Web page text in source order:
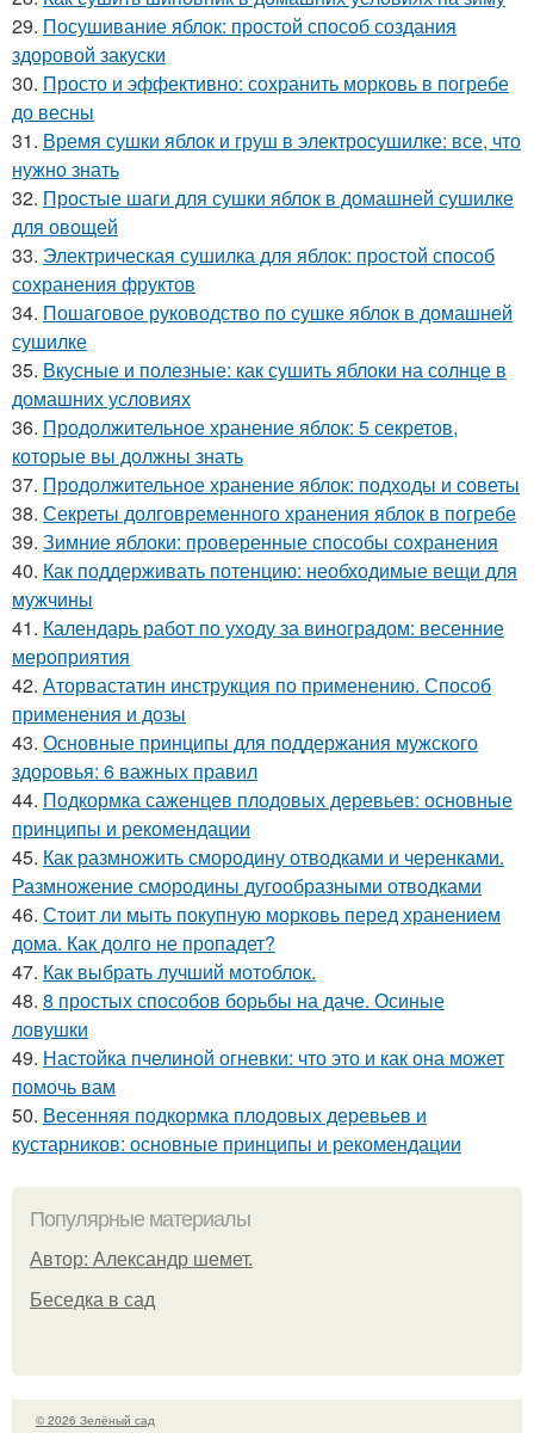
29. Посушивание яблок: простой способ создания
здоровой закуски
30. Просто и эффективно: сохранить морковь в погребе
до весны
31. Время сушки яблок и груш в электросушилке: все, что
нужно знать
32. Простые шаги для сушки яблок в домашней сушилке
для овощей
33. Электрическая сушилка для яблок: простой способ
сохранения фруктов
34. Пошаговое руководство по сушке яблок в домашней
сушилке
35. Вкусные и полезные: как сушить яблоки на солнце в
домашних условиях
36. Продолжительное хранение яблок: 5 секретов,
которые вы должны знать
37. Продолжительное хранение яблок: подходы и советы
38. Секреты долговременного хранения яблок в погребе
39. Зимние яблоки: проверенные способы сохранения
40. Как поддерживать потенцию: необходимые вещи для
мужчины
41. Календарь работ по уходу за виноградом: весенние
мероприятия
42. Аторвастатин инструкция по применению. Способ
применения и дозы
43. Основные принципы для поддержания мужского
здоровья: 6 важных правил
44. Подкормка саженцев плодовых деревьев: основные
принципы и рекомендации
45. Как размножить смородину отводками и черенками.
Размножение смородины дугообразными отводками
46. Стоит ли мыть покупную морковь перед хранением
дома. Как долго не пропадет?
47. Как выбрать лучший мотоблок.
48. 8 простых способов борьбы на даче. Осиные
ловушки
49. Настойка пчелиной огневки: что это и как она может
помочь вам
50. Весенняя подкормка плодовых деревьев и
кустарников: основные принципы и рекомендации
Популярные материалы
Автор: Александр шемет.
Беседка в сад
© 2026 Зелёный сад